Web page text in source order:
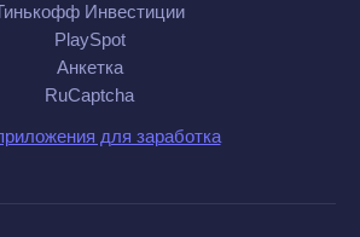
Инвестиции
PlaySpot
Анкетка
RuCaptcha
для заработка